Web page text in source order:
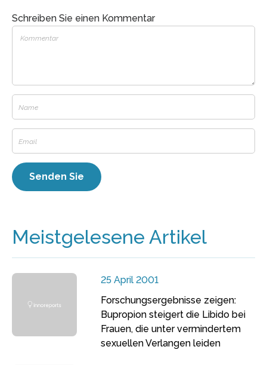
Schreiben Sie einen Kommentar
Meistgelesene Artikel
25 April 2001
Forschungsergebnisse zeigen:
Bupropion steigert die Libido bei
Frauen, die unter vermindertem
sexuellen Verlangen leiden